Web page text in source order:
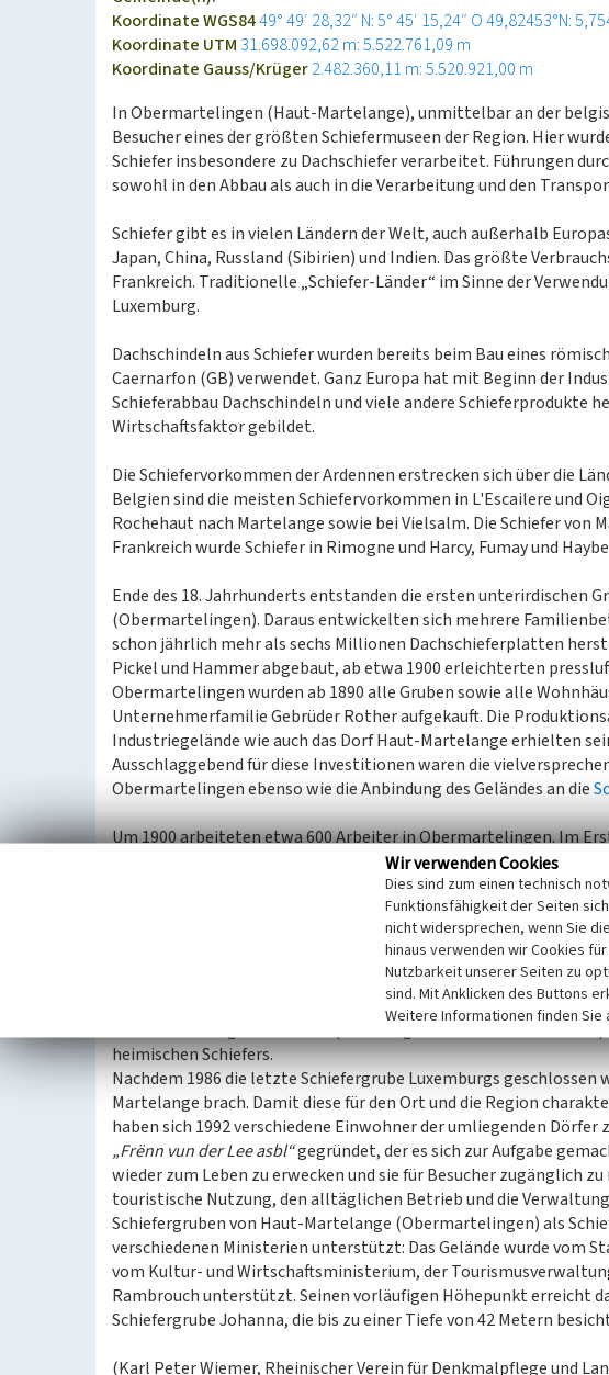
Koordinate WGS8449° 49′ 28,32″ N: 5° 45′ 15,24″ O49,82453°N:
Koordinate UTM 31.698.092,62 m: 5.522.761,09 m
Koordinate Gauss/Krüger2.482.360,11 m: 5.520.921,00 m
In Obermartelingen (Haut-Martelange), unmittelbar an der
Besucher eines der größten Schiefermuseen der Region. Hier
Schiefer insbesondere zu Dachschiefer verarbeitet. Führungen
sowohl in den Abbau als auch in die Verarbeitung und den
Schiefer gibt es in vielen Ländern der Welt, auch außerhalb
Japan, China, Russland (Sibirien) und Indien. Das größte
Frankreich. Traditionelle „Schiefer-Länder“ im Sinne der
Luxemburg.
Dachschindeln aus Schiefer wurden bereits beim Bau eines
Caernarfon (GB) verwendet. Ganz Europa hat mit Beginn der
Schieferabbau Dachschindeln und viele andere
Wirtschaftsfaktor gebildet.
Die Schiefervorkommen der Ardennen erstrecken sich über die
Belgien sind die meisten Schiefervorkommen in L'Escailere und
Rochehaut nach Martelange sowie bei Vielsalm. Die Schiefer von
Frankreich wurde Schiefer in Rimogne und Harcy, Fumay und
Ende des 18. Jahrhunderts entstanden die ersten unterirdischen
(Obermartelingen). Daraus entwickelten sich mehrere
schon jährlich mehr als sechs Millionen Dachschieferplatten
Pickel und Hammer abgebaut, ab etwa 1900 erleichterten
Obermartelingen wurden ab 1890 alle Gruben sowie alle
Unternehmerfamilie Gebrüder Rother aufgekauft. Die
Industriegelände wie auch das Dorf Haut-Martelange erhielten
Ausschlaggebend für diese Investitionen waren die
Obermartelingen ebenso wie die Anbindung des Geländes an die
Um 1900 arbeiteten etwa 600 Arbeiter in Obermartelingen. Im
Schiefer abbauen und verarbeiten, da die Industrie von der
eingestuft wurde. Ab den 1930er Jahren stagnierte der Absatz
Rezession. Während des Zweiten Weltkriegs arbeiteten die
Arbeitskräften aus deutschen Arbeitslagern. Unmittelbar nach
Kriegsgefangene für die Produktion eingesetzt.
Nach 1960 wurde der Zusammenbruch der Schieferindustrie in
heimischen Schiefers.
Nachdem 1986 die letzte Schiefergrube Luxemburgs geschlossen
Martelange brach. Damit diese für den Ort und die Region
haben sich 1992 verschiedene Einwohner der umliegenden Dörfer
„Frënn vun der Lee asbl“gegründet, der es sich zur Aufgabe
wieder zum Leben zu erwecken und sie für Besucher zugänglich
touristische Nutzung, den alltäglichen Betrieb und die
Schiefergruben von Haut-Martelange (Obermartelingen) als
verschiedenen Ministerien unterstützt: Das Gelände wurde vom
vom Kultur- und Wirtschaftsministerium, der
Rambrouch unterstützt. Seinen vorläufigen Höhepunkt erreicht
Schiefergrube Johanna, die bis zu einer Tiefe von 42 Metern
(Karl Peter Wiemer, Rheinischer Verein für Denkmalpflege und
Wir verwenden Cookies
Dies sind zum einen technisch
Funktionsfähigkeit der Seiten
nicht widersprechen, wenn Sie
hinaus verwenden wir Cookies
Nutzbarkeit unserer Seiten zu
sind. Mit Anklicken des Buttons
Weitere Informationen finden